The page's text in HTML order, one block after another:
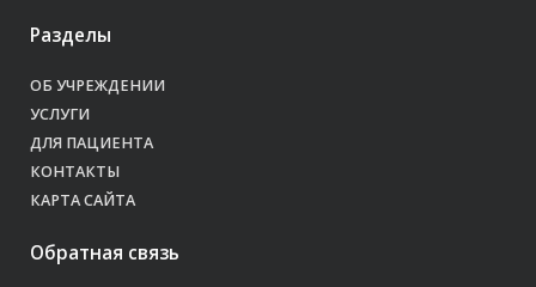
Разделы
ОБ УЧРЕЖДЕНИИ
УСЛУГИ
ДЛЯ ПАЦИЕНТА
КОНТАКТЫ
КАРТА САЙТА
Обратная связь